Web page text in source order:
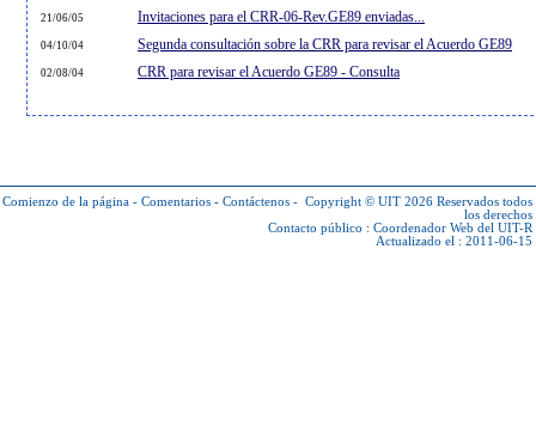
21/06/05 Invitaciones para el CRR-06-Rev.GE89 enviadas...
04/10/04 Segunda consultación sobre la CRR para revisar el Acuerdo GE89
02/08/04 CRR para revisar el Acuerdo GE89 - Consulta
Comienzo de la página - Comentarios - Contáctenos - Copyright © UIT 2026 Reservados todos
los derechos
Contacto público : Coordenador Web del UIT-R
Actualizado el : 2011-06-15